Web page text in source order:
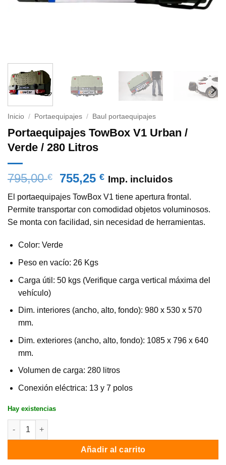
Inicio / Portaequipajes / Baul portaequipajes
Portaequipajes TowBox V1 Urban /
Verde / 280 Litros
795,00€
El
original
era:
795,00 €.
755,25€El
actual
es:
755,25 €.
Imp. incluidos
El portaequipajes TowBox V1 tiene apertura frontal.
Permite transportar con comodidad objetos voluminosos.
Se monta con facilidad, sin necesidad de herramientas.
Color: Verde
Peso en vacío: 26 Kgs
Carga útil: 50 kgs (Verifique carga vertical máxima del
vehículo)
Dim. interiores (ancho, alto, fondo): 980 x 530 x 570
mm.
Dim. exteriores (ancho, alto, fondo): 1085 x 796 x 640
mm.
Volumen de carga: 280 litros
Conexión eléctrica: 13 y 7 polos
Hay existencias
Portaequipajes TowBox V1 Urban / Verde / 280 Litros cantidad
Añadir al carrito